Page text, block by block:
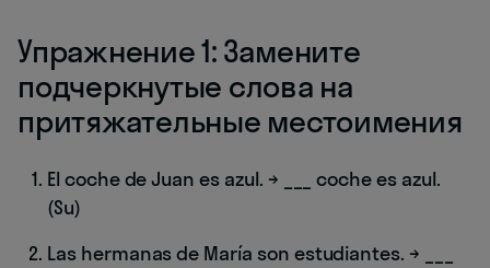
Упражнение 1: Замените
подчеркнутые слова на
притяжательные местоимения
El coche de Juan es azul. → ___ coche es azul.
(Su)
Las hermanas de María son estudiantes. → ___